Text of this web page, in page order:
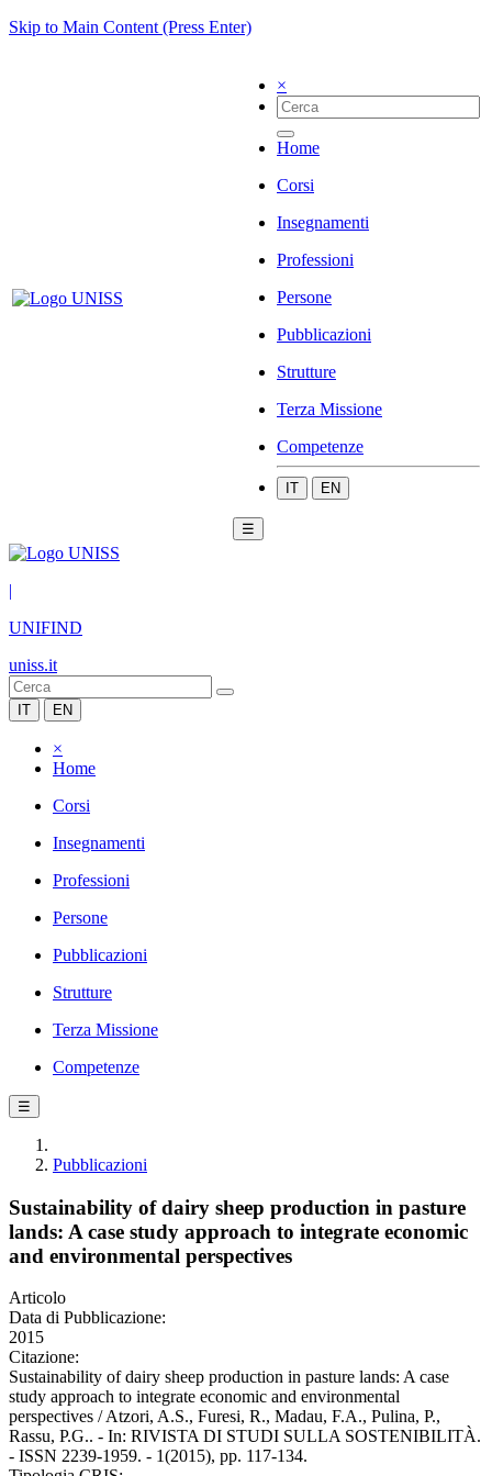
Skip to Main Content (Press Enter)
×
Home
Corsi
Insegnamenti
Professioni
Persone
Pubblicazioni
Strutture
Terza Missione
Competenze
IT EN
☰
|
UNIFIND
uniss.it
IT EN
×
Home
Corsi
Insegnamenti
Professioni
Persone
Pubblicazioni
Strutture
Terza Missione
Competenze
☰
Pubblicazioni
Sustainability of dairy sheep production in pasture
lands: A case study approach to integrate economic
and environmental perspectives
Articolo
Data di Pubblicazione:
2015
Citazione:
Sustainability of dairy sheep production in pasture lands: A case
study approach to integrate economic and environmental
perspectives / Atzori, A.S., Furesi, R., Madau, F.A., Pulina, P.,
Rassu, P.G.. - In: RIVISTA DI STUDI SULLA SOSTENIBILITÀ.
- ISSN 2239-1959. - 1(2015), pp. 117-134.